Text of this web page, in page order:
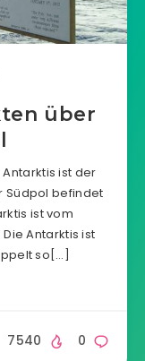
über
Antarktis ist der
Südpol befindet
ist vom
Antarktis ist
so[…]
0
7540